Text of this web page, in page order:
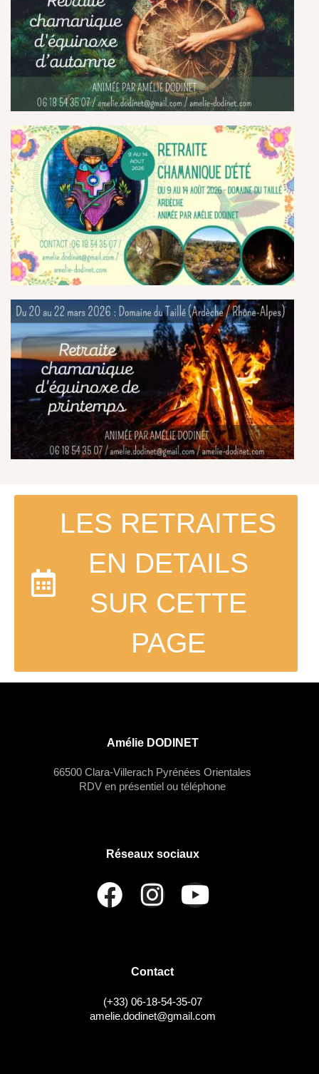
LES RETRAITES
EN DETAILS
SUR CETTE
PAGE
Amélie DODINET
66500 Clara-Villerach Pyrénées Orientales
RDV en présentiel ou téléphone
Réseaux sociaux
Contact
(+33) 06-18-54-35-07
amelie.dodinet@gmail.com